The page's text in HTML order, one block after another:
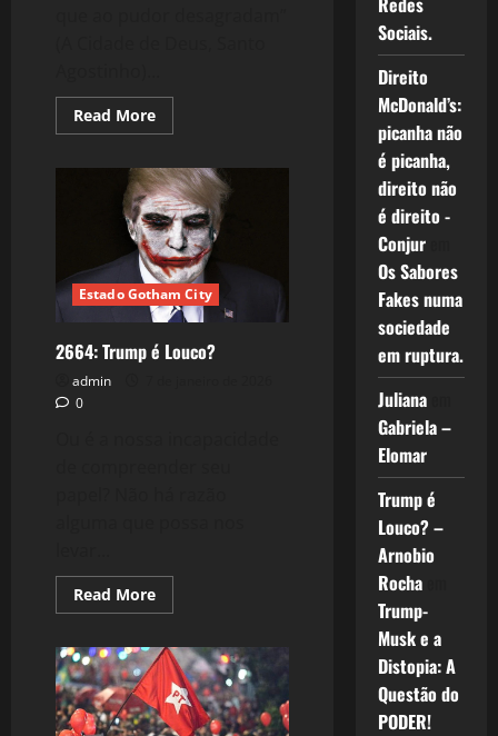
Read MoreRead
more
O
Sombrio
Tempo
sem
Utopia,
apenas
Distopia!
Estado Gotham City
2664: Trump é Louco?
admin
0
Read MoreRead
more
Trump
é
Louco?
Sociais.
Direito
McDonald’s:
picanha não
é picanha,
direito não
é direito -
Conjurem
Os Sabores
Fakes numa
sociedade
em ruptura.
Julianaem
Gabriela –
Elomar
Trump é
Louco? –
Arnobio
Rochaem
Trump-
Musk e a
Distopia: A
Questão do
PODER!